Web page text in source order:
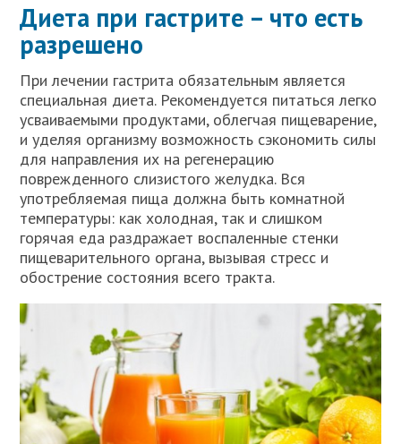
Диета при гастрите – что есть
разрешено
При лечении гастрита обязательным является
специальная диета. Рекомендуется питаться легко
усваиваемыми продуктами, облегчая пищеварение,
и уделяя организму возможность сэкономить силы
для направления их на регенерацию
поврежденного слизистого желудка. Вся
употребляемая пища должна быть комнатной
температуры: как холодная, так и слишком
горячая еда раздражает воспаленные стенки
пищеварительного органа, вызывая стресс и
обострение состояния всего тракта.